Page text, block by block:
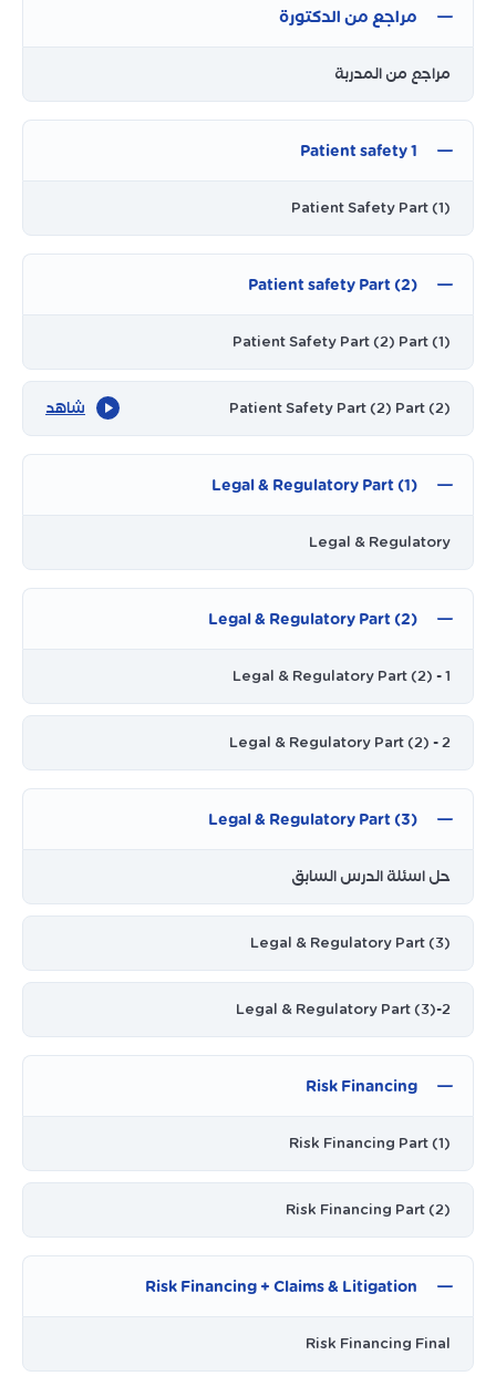
مراجع من الدكتورة
مراجع من المدربة
1 Patient safety
Patient Safety Part (1)
Patient safety Part (2)
Patient Safety Part (2) Part (1)
Patient Safety Part (2) Part (2) شاهد
Legal & Regulatory Part (1)
Legal & Regulatory
Legal & Regulatory Part (2)
Legal & Regulatory Part (2) - 1
Legal & Regulatory Part (2) - 2
Legal & Regulatory Part (3)
حل اسئلة الدرس السابق
Legal & Regulatory Part (3)
Legal & Regulatory Part (3)-2
Risk Financing
Risk Financing Part (1)
Risk Financing Part (2)
Risk Financing + Claims & Litigation
Risk Financing Final